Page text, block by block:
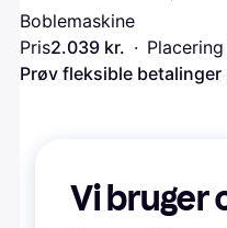
Boblemaskine
Pris2.039 kr. · Placering
Prøv fleksible betalinger
Vi bruger